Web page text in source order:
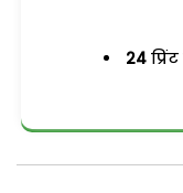
24